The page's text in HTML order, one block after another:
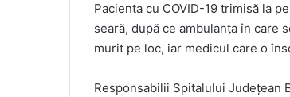
Pacienta cu COVID-19 trimisă la
seară, după ce ambulanţa în care
murit pe loc, iar medicul care o
Responsabilii Spitalului Judeţean